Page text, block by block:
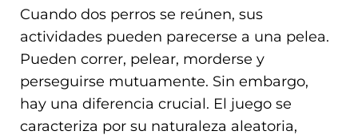
Cuando dos perros se reúnen, sus
actividades pueden parecerse a una pelea.
Pueden correr, pelear, morderse y
perseguirse mutuamente. Sin embargo,
hay una diferencia crucial. El juego se
caracteriza por su naturaleza aleatoria,